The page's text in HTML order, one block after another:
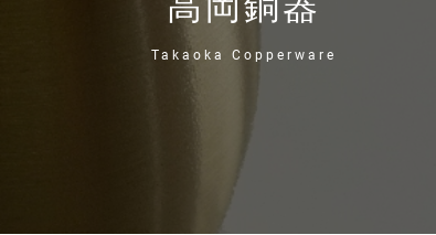
Takaoka Copperware